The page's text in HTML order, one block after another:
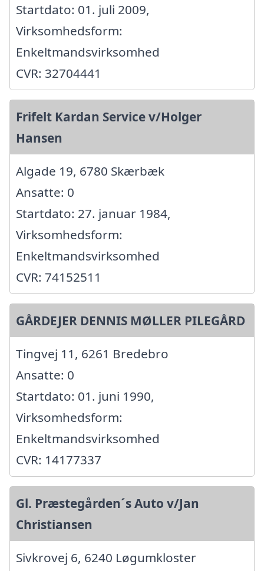
Startdato: 01. juli 2009,
Virksomhedsform:
Enkeltmandsvirksomhed
CVR: 32704441
Frifelt Kardan Service v/Holger
Hansen
Algade 19, 6780 Skærbæk
Ansatte: 0
Startdato: 27. januar 1984,
Virksomhedsform:
Enkeltmandsvirksomhed
CVR: 74152511
GÅRDEJER DENNIS MØLLER PILEGÅRD
Tingvej 11, 6261 Bredebro
Ansatte: 0
Startdato: 01. juni 1990,
Virksomhedsform:
Enkeltmandsvirksomhed
CVR: 14177337
Gl. Præstegården´s Auto v/Jan
Christiansen
Sivkrovej 6, 6240 Løgumkloster